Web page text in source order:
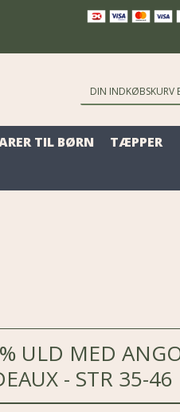
DIN INDKØBSKURV
TIL BØRN
TÆPPER
ULD MED
- STR 35-46